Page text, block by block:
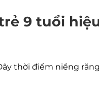
9 tuổi
thời điểm niềng